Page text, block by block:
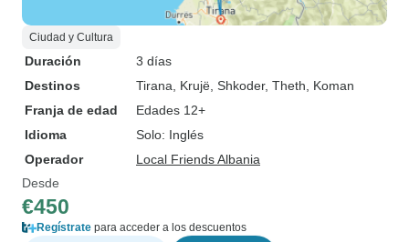
Ciudad y Cultura
Duración
3 días
Destinos
Tirana , Krujë , Shkoder, Theth , Koman
Franja de edad
Edades 12+
Idioma
Solo: Inglés
Operador
Local Friends Albania
Desde
€450
Regístrate para acceder a los descuentos